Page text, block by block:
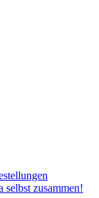
zusammen!